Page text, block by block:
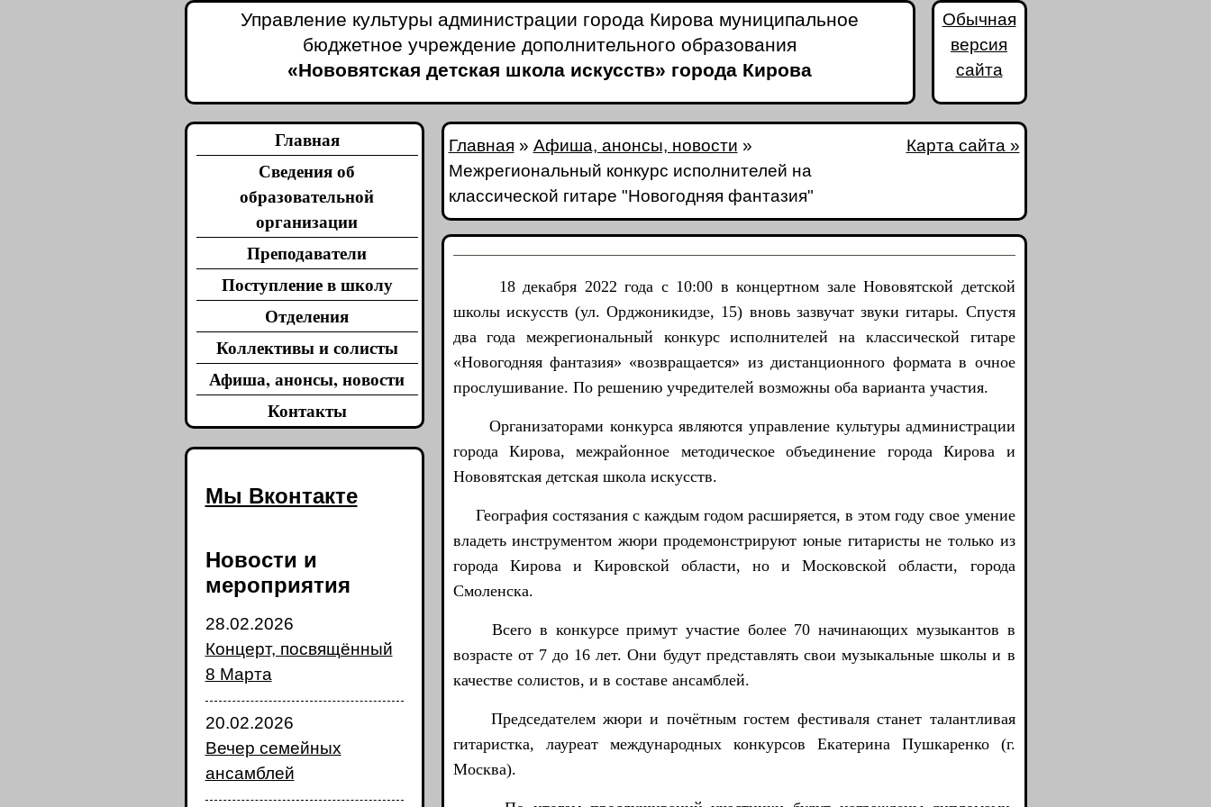
Главная
Сведения об
образовательной
организации
Преподаватели
Поступление в школу
Отделения
Коллективы и солисты
Афиша, анонсы, новости
Контакты
Мы Вконтакте
Новости и
мероприятия
28.02.2026
Концерт, посвящённый
8 Марта
20.02.2026
Вечер семейных
ансамблей
Управление культуры администрации города Кирова муниципальное
бюджетное учреждение дополнительного образования
«Нововятская детская школа искусств» города Кирова
Обычная
версия
сайта
Карта сайта »
Главная » Афиша, анонсы, новости »
Межрегиональный конкурс исполнителей на
классической гитаре "Новогодняя фантазия"
18 декабря 2022 года с 10:00 в концертном зале Нововятской детской
школы искусств (ул. Орджоникидзе, 15) вновь зазвучат звуки гитары. Спустя
два года межрегиональный конкурс исполнителей на классической гитаре
«Новогодняя фантазия» «возвращается» из дистанционного формата в очное
прослушивание. По решению учредителей возможны оба варианта участия.
Организаторами конкурса являются управление культуры администрации
города Кирова, межрайонное методическое объединение города Кирова и
Нововятская детская школа искусств.
География состязания с каждым годом расширяется, в этом году свое умение
владеть инструментом жюри продемонстрируют юные гитаристы не только из
города Кирова и Кировской области, но и Московской области, города
Смоленска.
Всего в конкурсе примут участие более 70 начинающих музыкантов в
возрасте от 7 до 16 лет. Они будут представлять свои музыкальные школы и в
качестве солистов, и в составе ансамблей.
Председателем жюри и почётным гостем фестиваля станет талантливая
гитаристка, лауреат международных конкурсов Екатерина Пушкаренко (г.
Москва).